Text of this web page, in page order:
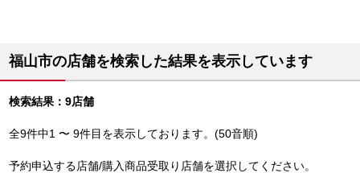
福山市の店舗を検索した結果を表示しています
検索結果：9店舗
全9件中1 〜 9件目を表示しております。(50音順)
予約申込する店舗/購入商品受取り店舗を選択してください。